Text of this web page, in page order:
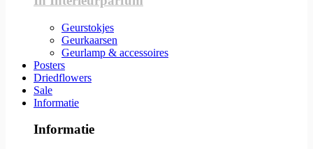
Geurstokjes
Geurkaarsen
Geurlamp & accessoires
Posters
Driedflowers
Sale
Informatie
Informatie